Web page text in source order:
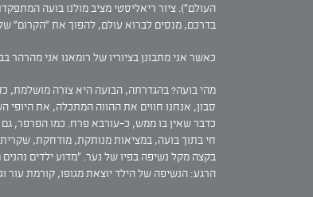
העולם"). ציור ריאליסטי מציב מולנו בועה
בדרכם, מנסים לברוא עולם, להפוך את "הקרום" של
כאשר אני מתבונן בציוריו של רומאנו אני מהרהר
מהי בועה? בהגדרתה, הבועה היא צורה מושלמת,
סבון, אנחנו חווים את ההווה המתכלה, את היופי
כדבר שאין בו ממש, כ-עורבא פרח. כמו הפרפר, גם
חי בתוך בועה, במציאות מנותקת, מודחקת,
בקצה מקל נשיפה בפיו של נער. "מדוע ילדים
הרגע: הנשיפה של הילד יוצאת מגופו, קורמת עור